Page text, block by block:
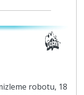
robotu, 18